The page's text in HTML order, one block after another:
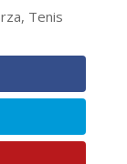
, Tenis